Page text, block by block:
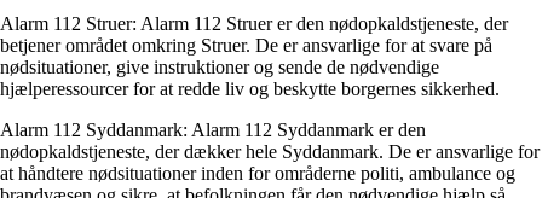
Alarm 112 Struer: Alarm 112 Struer er den nødopkaldstjeneste, der
betjener området omkring Struer. De er ansvarlige for at svare på
nødsituationer, give instruktioner og sende de nødvendige
hjælperessourcer for at redde liv og beskytte borgernes sikkerhed.
Alarm 112 Syddanmark: Alarm 112 Syddanmark er den
nødopkaldstjeneste, der dækker hele Syddanmark. De er ansvarlige for
at håndtere nødsituationer inden for områderne politi, ambulance og